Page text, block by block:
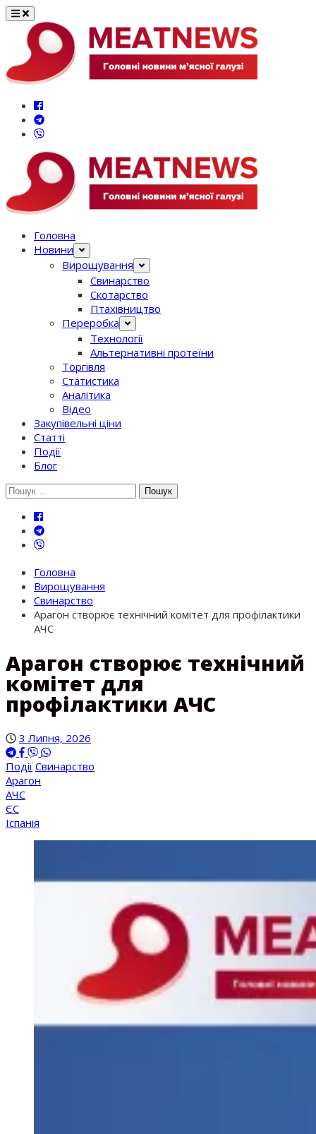
Перейти
вмісту
Головна
Новини
Вирощування
Свинарство
Скотарство
Птахівництво
Переробка
Технології
Альтернативні протеїни
Торгівля
Статистика
Аналітика
Відео
Закупівельні ціни
Статті
Події
Блог
Шукати:
Головна
Вирощування
Свинарство
Арагон створює технічний комітет для профілактики
АЧС
Арагон створює технічний
комітет для
профілактики АЧС
3 Липня, 2026
Події Свинарство
Арагон
АЧС
ЄС
Іспанія